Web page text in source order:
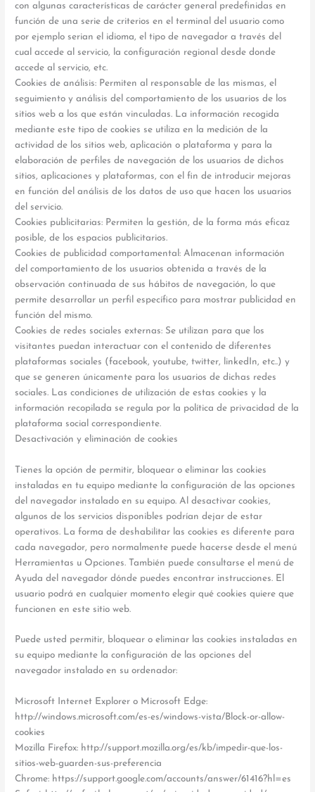
con algunas características de carácter general predefinidas en
función de una serie de criterios en el terminal del usuario como
por ejemplo serian el idioma, el tipo de navegador a través del
cual accede al servicio, la configuración regional desde donde
accede al servicio, etc.
Cookies de análisis: Permiten al responsable de las mismas, el
seguimiento y análisis del comportamiento de los usuarios de los
sitios web a los que están vinculadas. La información recogida
mediante este tipo de cookies se utiliza en la medición de la
actividad de los sitios web, aplicación o plataforma y para la
elaboración de perfiles de navegación de los usuarios de dichos
sitios, aplicaciones y plataformas, con el fin de introducir mejoras
en función del análisis de los datos de uso que hacen los usuarios
del servicio.
Cookies publicitarias: Permiten la gestión, de la forma más eficaz
posible, de los espacios publicitarios.
Cookies de publicidad comportamental: Almacenan información
del comportamiento de los usuarios obtenida a través de la
observación continuada de sus hábitos de navegación, lo que
permite desarrollar un perfil específico para mostrar publicidad en
función del mismo.
Cookies de redes sociales externas: Se utilizan para que los
visitantes puedan interactuar con el contenido de diferentes
plataformas sociales (facebook, youtube, twitter, linkedIn, etc..) y
que se generen únicamente para los usuarios de dichas redes
sociales. Las condiciones de utilización de estas cookies y la
información recopilada se regula por la política de privacidad de la
plataforma social correspondiente.
Desactivación y eliminación de cookies
Tienes la opción de permitir, bloquear o eliminar las cookies
instaladas en tu equipo mediante la configuración de las opciones
del navegador instalado en su equipo. Al desactivar cookies,
algunos de los servicios disponibles podrían dejar de estar
operativos. La forma de deshabilitar las cookies es diferente para
cada navegador, pero normalmente puede hacerse desde el menú
Herramientas u Opciones. También puede consultarse el menú de
Ayuda del navegador dónde puedes encontrar instrucciones. El
usuario podrá en cualquier momento elegir qué cookies quiere que
funcionen en este sitio web.
Puede usted permitir, bloquear o eliminar las cookies instaladas en
su equipo mediante la configuración de las opciones del
navegador instalado en su ordenador:
Microsoft Internet Explorer o Microsoft Edge:
http://windows.microsoft.com/es-es/windows-vista/Block-or-allow-
cookies
Mozilla Firefox: http://support.mozilla.org/es/kb/impedir-que-los-
sitios-web-guarden-sus-preferencia
Chrome: https://support.google.com/accounts/answer/61416?hl=es